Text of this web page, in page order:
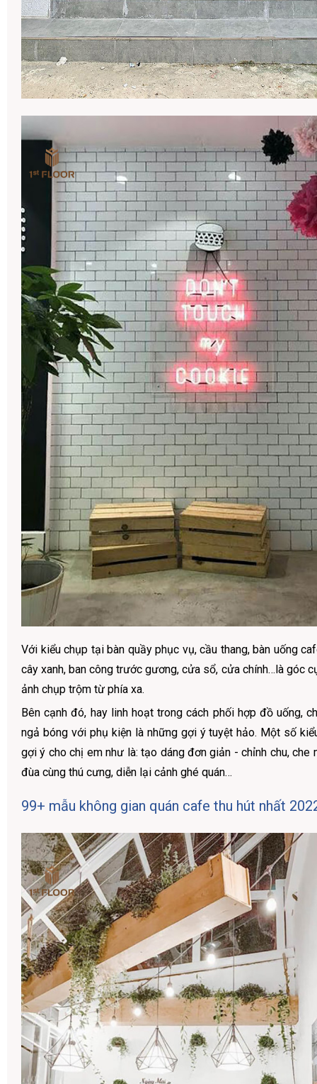
Với kiểu chụp tại bàn quầy phục vụ, cầu thang, bàn uống
cây xanh, ban công trước gương, cửa sổ, cửa chính…là góc
ảnh chụp trộm từ phía xa.
Bên cạnh đó, hay linh hoạt trong cách phối hợp đồ uống,
ngả bóng với phụ kiện là những gợi ý tuyệt hảo. Một số
gợi ý cho chị em như là: tạo dáng đơn giản - chỉnh chu, che
đùa cùng thú cưng, diễn lại cảnh ghé quán…
99+ mẫu không gian quán cafe thu hút nhất